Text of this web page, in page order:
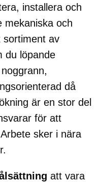
installera och
mekaniska och
sortiment av
du löpande
då
är en stor del
för att
sker i nära
att vara